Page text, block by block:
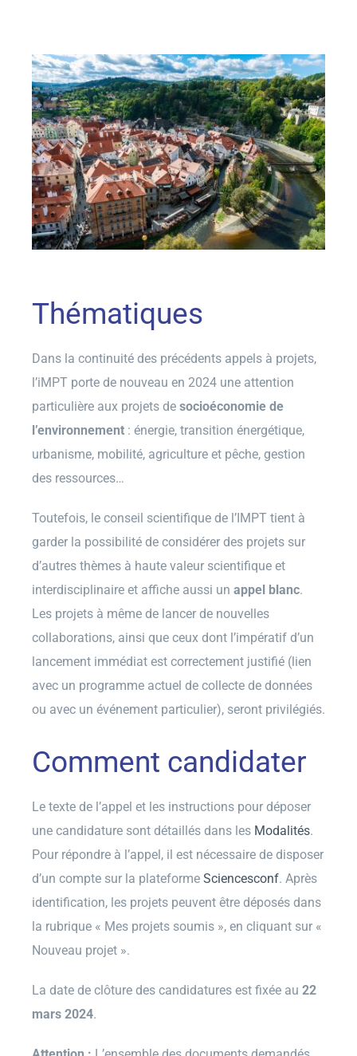
Thématiques
Dans la continuité des précédents appels à projets,
l’iMPT porte de nouveau en 2024 une attention
particulière aux projets de socioéconomie de
l’environnement: énergie, transition énergétique,
urbanisme, mobilité, agriculture et pêche, gestion
des ressources…
Toutefois, le conseil scientifique de l’IMPT tient à
garder la possibilité de considérer des projets sur
d’autres thèmes à haute valeur scientifique et
interdisciplinaire et affiche aussi un appel blanc.
Les projets à même de lancer de nouvelles
collaborations, ainsi que ceux dont l’impératif d’un
lancement immédiat est correctement justifié (lien
avec un programme actuel de collecte de données
ou avec un événement particulier), seront privilégiés.
Comment candidater
Le texte de l’appel et les instructions pour déposer
une candidature sont détaillés dans les Modalités.
Pour répondre à l’appel, il est nécessaire de disposer
d’un compte sur la plateforme Sciencesconf. Après
identification, les projets peuvent être déposés dans
la rubrique « Mes projets soumis », en cliquant sur «
Nouveau projet ».
La date de clôture des candidatures est fixée au 22
mars 2024.